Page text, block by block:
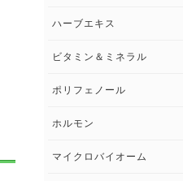
健康セミナー
ダイエット トップ
ハーブエキス
ビタミン＆ミネラル
ビタミン＆ミネラル トップ
ポリフェノール
ホルモン
マイクロバイオーム